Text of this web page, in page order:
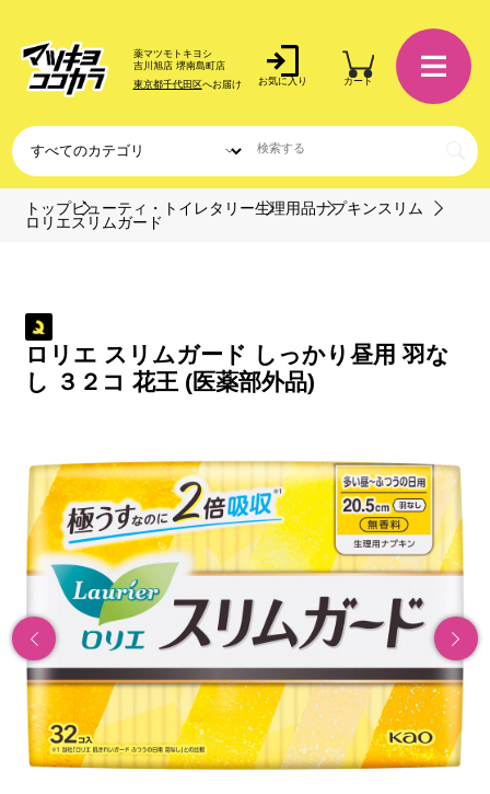
薬マツモトキヨシ
吉川旭店 堺南島町店
東京都千代田区へお届け お気に入り カート
トップビューティ・トイレタリー生理用品ナプキンスリム
ロリエスリムガード
ロリエ スリムガード しっかり昼用 羽な
し ３２コ 花王 (医薬部外品)